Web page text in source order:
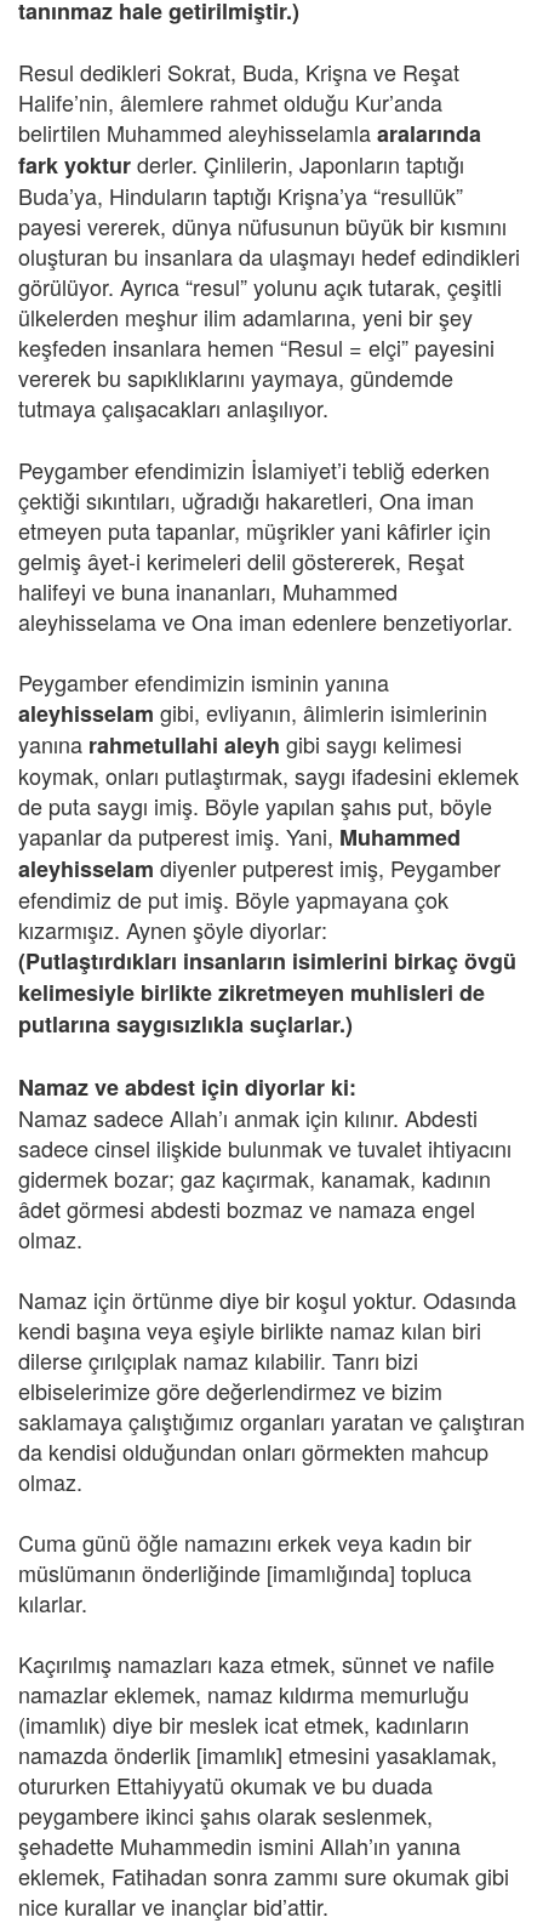
tanınmaz hale getirilmiştir.)
Resul dedikleri Sokrat, Buda, Krişna ve Reşat
Halife’nin, âlemlere rahmet olduğu Kur’anda
belirtilen Muhammed aleyhisselamlaaralarında
fark yokturderler. Çinlilerin, Japonların taptığı
Buda’ya, Hinduların taptığı Krişna’ya “resullük”
payesi vererek, dünya nüfusunun büyük bir kısmını
oluşturan bu insanlara da ulaşmayı hedef edindikleri
görülüyor. Ayrıca “resul” yolunu açık tutarak, çeşitli
ülkelerden meşhur ilim adamlarına, yeni bir şey
keşfeden insanlara hemen “Resul = elçi” payesini
vererek bu sapıklıklarını yaymaya, gündemde
tutmaya çalışacakları anlaşılıyor.
Peygamber efendimizin İslamiyet’i tebliğ ederken
çektiği sıkıntıları, uğradığı hakaretleri, Ona iman
etmeyen puta tapanlar, müşrikler yani kâfirler için
gelmiş âyet-i kerimeleri delil göstererek, Reşat
halifeyi ve buna inananları, Muhammed
aleyhisselama ve Ona iman edenlere benzetiyorlar.
Peygamber efendimizin isminin yanına
aleyhisselam gibi, evliyanın, âlimlerin isimlerinin
yanına rahmetullahi aleyh gibi saygı kelimesi
koymak, onları putlaştırmak, saygı ifadesini eklemek
de puta saygı imiş. Böyle yapılan şahıs put, böyle
yapanlar da putperest imiş. Yani, Muhammed
aleyhisselam diyenler putperest imiş, Peygamber
efendimiz de put imiş. Böyle yapmayana çok
kızarmışız. Aynen şöyle diyorlar:
(Putlaştırdıkları insanların isimlerini birkaç övgü
kelimesiyle birlikte zikretmeyen muhlisleri de
putlarına saygısızlıkla suçlarlar.)
Namaz ve abdest için diyorlar ki:
Namaz sadece Allah’ı anmak için kılınır. Abdesti
sadece cinsel ilişkide bulunmak ve tuvalet ihtiyacını
gidermek bozar; gaz kaçırmak, kanamak, kadının
âdet görmesi abdesti bozmaz ve namaza engel
olmaz.
Namaz için örtünme diye bir koşul yoktur. Odasında
kendi başına veya eşiyle birlikte namaz kılan biri
dilerse çırılçıplak namaz kılabilir. Tanrı bizi
elbiselerimize göre değerlendirmez ve bizim
saklamaya çalıştığımız organları yaratan ve çalıştıran
da kendisi olduğundan onları görmekten mahcup
olmaz.
Cuma günü öğle namazını erkek veya kadın bir
müslümanın önderliğinde [imamlığında] topluca
kılarlar.
Kaçırılmış namazları kaza etmek, sünnet ve nafile
namazlar eklemek, namaz kıldırma memurluğu
(imamlık) diye bir meslek icat etmek, kadınların
namazda önderlik [imamlık] etmesini yasaklamak,
otururken Ettahiyyatü okumak ve bu duada
peygambere ikinci şahıs olarak seslenmek,
şehadette Muhammedin ismini Allah’ın yanına
eklemek, Fatihadan sonra zammı sure okumak gibi
nice kurallar ve inançlar bid’attir.